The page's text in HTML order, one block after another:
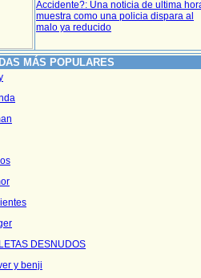
Accidente?: Una noticia de ultima
muestra como una policia dispara al
malo ya reducido
MÁS POPULARES
DESNUDOS
y benji